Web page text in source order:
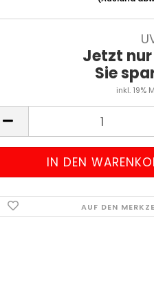
Jetzt nur
Sie
inkl. 19%
AUF DEN